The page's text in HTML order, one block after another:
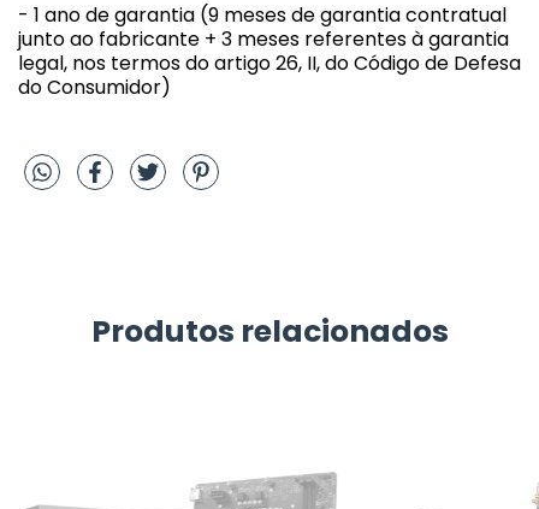
- 1 ano de garantia (9 meses de garantia contratual
junto ao fabricante + 3 meses referentes à garantia
legal, nos termos do artigo 26, II, do Código de Defesa
do Consumidor)
Produtos relacionados